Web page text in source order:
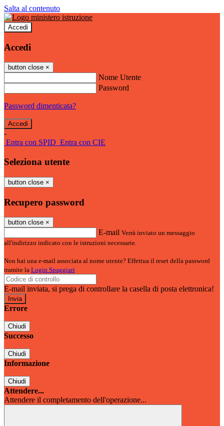
Salta al contenuto
Accedi
Accedi
button close ×
Nome Utente
Password
Password dimenticata?
-
Entra con SPID Entra con CIE
Seleziona utente
button close ×
Recupero password
button close ×
E-mail Verrà inviato un messaggio
all'indirizzo indicato con le istruzioni necessarie.
Non hai una e-mail associata al nome utente? Effettua il reset della password
tramite la Login Spaggiari
E-mail inviata, si prega di controllare la casella di posta elettronica!
Errore
Chiudi
Successo
Chiudi
Informazione
Chiudi
Attendere...
Attendere il completamento dell'operazione...